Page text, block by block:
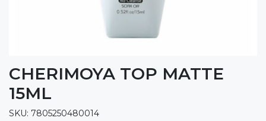
CHERIMOYA TOP MATTE
15ML
SKU: 7805250480014